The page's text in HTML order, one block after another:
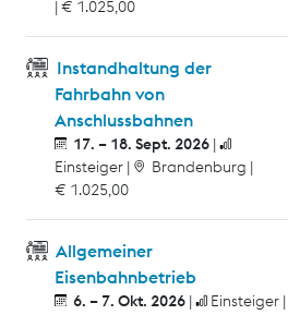
€ 1.025,00
Instandhaltung der
Fahrbahn von
Anschlussbahnen
17. – 18. Sept. 2026
Einsteiger
Brandenburg
€ 1.025,00
Allgemeiner
Eisenbahnbetrieb
6. – 7. Okt. 2026
Einsteiger